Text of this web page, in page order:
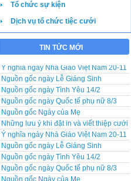
Tổ chức sự kiện
Dịch vụ tổ chức tiệc cưới
TIN TỨC MỚI
Những lưu ý khi đặt in và viết thiệp cưới
Nguồn gốc ngày Lễ Giáng Sinh
Nguồn gốc ngày Tình Yêu 14/2
Nguồn gốc ngày Quốc tế phụ nữ 8/3
Nguồn gốc Ngày của Mẹ
Những lưu ý khi đặt in và viết thiệp cưới
Ý nghĩa ngày Nhà Giáo Việt Nam 20-11
Nguồn gốc ngày Lễ Giáng Sinh
Nguồn gốc ngày Tình Yêu 14/2
Nguồn gốc ngày Quốc tế phụ nữ 8/3
Nguồn gốc Ngày của Mẹ